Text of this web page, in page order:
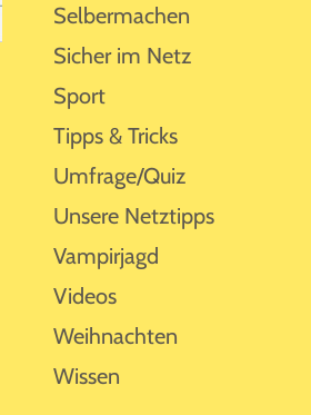
Selbermachen
Sicher im Netz
Sport
Tipps & Tricks
Umfrage/Quiz
Unsere Netztipps
Vampirjagd
Videos
Weihnachten
Wissen